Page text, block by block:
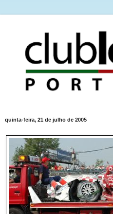
quinta-feira, 21 de julho de 2005